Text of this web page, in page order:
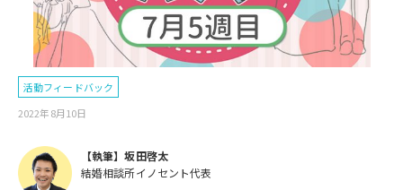
活動フィードバック
2022年8月10日
【執筆】坂田啓太
結婚相談所イノセント代表